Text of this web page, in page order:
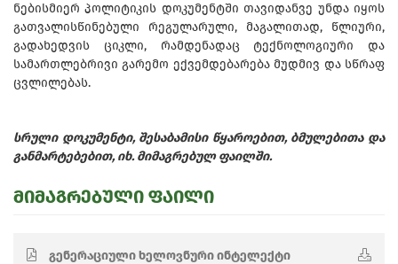
ნებისმიერ პოლიტიკის დოკუმენტში თავიდანვე უნდა იყოს
გათვალისწინებული რეგულარული, მაგალითად, წლიური,
გადახედვის ციკლი, რამდენადაც ტექნოლოგიური და
სამართლებრივი გარემო ექვემდებარება მუდმივ და სწრაფ
ცვლილებას.
სრული დოკუმენტი, შესაბამისი წყაროებით, ბმულებითა და
განმარტებებით, იხ. მიმაგრებულ ფაილში.
მიმაგრებული ფაილი
გენერაციული ხელოვნური ინტელექტი